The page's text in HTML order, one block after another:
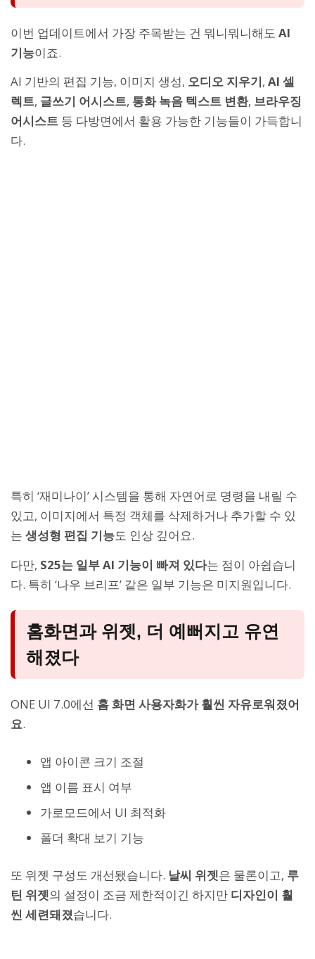
이번 업데이트에서 가장 주목받는 건 뭐니뭐니해도 AI
기능이죠.
AI 기반의 편집 기능, 이미지 생성, 오디오 지우기, AI 셀
렉트, 글쓰기 어시스트, 통화 녹음 텍스트 변환, 브라우징
어시스트 등 다방면에서 활용 가능한 기능들이 가득합니
다.
특히 ‘재미나이’ 시스템을 통해 자연어로 명령을 내릴 수
있고, 이미지에서 특정 객체를 삭제하거나 추가할 수 있
는 생성형 편집 기능도 인상 깊어요.
다만, S25는 일부 AI 기능이 빠져 있다는 점이 아쉽습니
다. 특히 ‘나우 브리프’ 같은 일부 기능은 미지원입니다.
홈화면과 위젯, 더 예뻐지고 유연
해졌다
ONE UI 7.0에선 홈 화면 사용자화가 훨씬 자유로워졌어
요.
앱 아이콘 크기 조절
앱 이름 표시 여부
가로모드에서 UI 최적화
폴더 확대 보기 기능
또 위젯 구성도 개선됐습니다. 날씨 위젯은 물론이고, 루
틴 위젯의 설정이 조금 제한적이긴 하지만 디자인이 훨
씬 세련돼졌습니다.